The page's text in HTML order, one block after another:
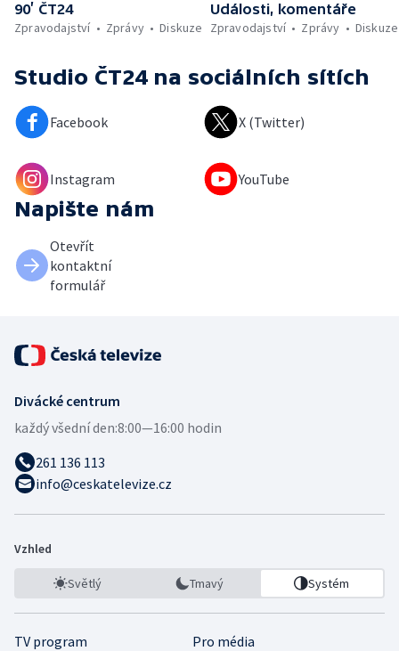
90’ ČT24
Zpravodajství
Zprávy Diskuze
Události, komentáře
Zpravodajství
Zprávy Diskuze
Studio ČT24 na sociálních sítích
Facebook X (Twitter)
Instagram YouTube
Napište nám
Otevřít
kontaktní
formulář
Divácké centrum
každý všední den:8:00—16:00 hodin
261 136 113
info@ceskatelevize.cz
Vzhled
Světlý Tmavý Systém
TV program Pro média